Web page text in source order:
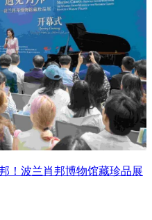
！波兰肖邦博物馆藏珍品展